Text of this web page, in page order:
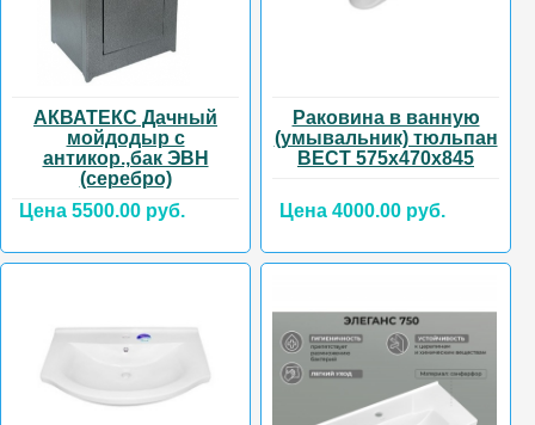
АКВАТЕКС Дачный
мойдодыр с
антикор.,бак ЭВН
(серебро)
Цена 5500.00 руб.
Раковина в ванную
(умывальник) тюльпан
ВЕСТ 575х470х845
Цена 4000.00 руб.